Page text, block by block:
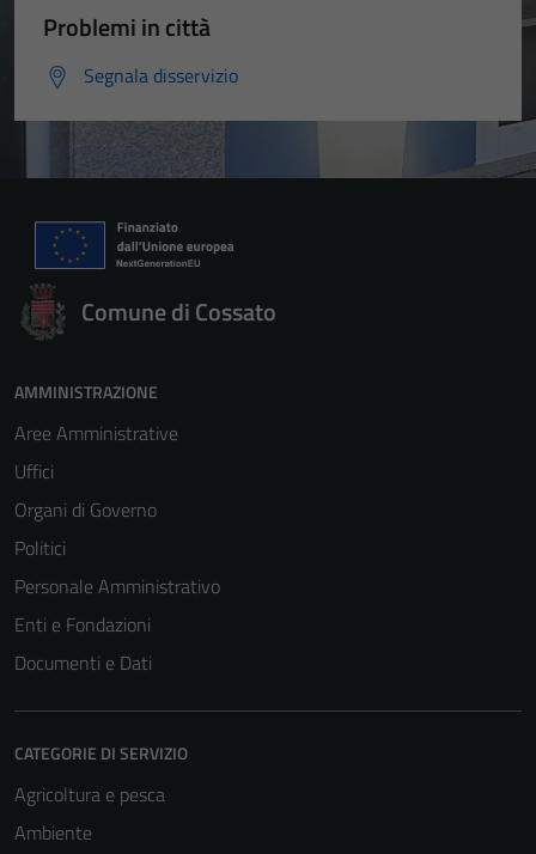
Problemi in città
Segnala disservizio
Comune di Cossato
AMMINISTRAZIONE
Aree Amministrative
Uffici
Organi di Governo
Politici
Personale Amministrativo
Enti e Fondazioni
Documenti e Dati
CATEGORIE DI SERVIZIO
Agricoltura e pesca
Ambiente